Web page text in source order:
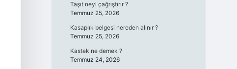
Taşıt neyi çağrıştırır ?
Temmuz 25, 2026
Kasaplık belgesi nereden alınır ?
Temmuz 25, 2026
Kastek ne demek ?
Temmuz 24, 2026